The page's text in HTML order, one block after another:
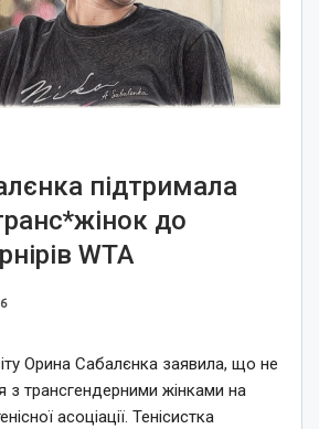
підтримала
до
WTA
Орина Сабалєнка заявила, що не
з трансгендерними жінками на
асоціації. Тенісистка